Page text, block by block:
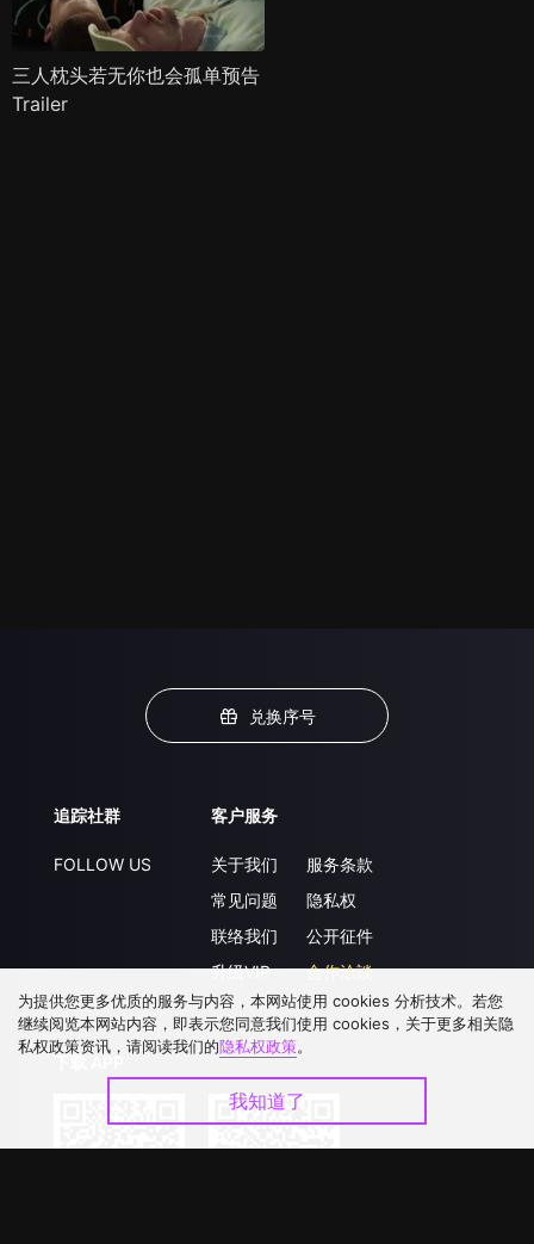
三人枕头若无你也会孤单预告
Trailer
兑换序号
追踪社群
FOLLOW US
客户服务
关于我们
常见问题
联络我们
升级VIP
服务条款
隐私权
公开征件
合作洽談
为提供您更多优质的服务与内容，本网站使用 cookies 分析技术。若您
继续阅览本网站内容，即表示您同意我们使用 cookies，关于更多相关隐
私权政策资讯，请阅读我们的隐私权政策。
我知道了